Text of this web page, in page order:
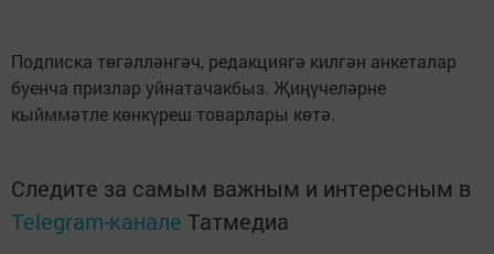
Подписка төгәлләнгәч, редакциягә килгән анкеталар
буенча призлар уйнатачакбыз. Җиңүчеләрне
кыйммәтле көнкүреш товарлары көтә.
Следите за самым важным и интересным в
Telegram-канале Татмедиа